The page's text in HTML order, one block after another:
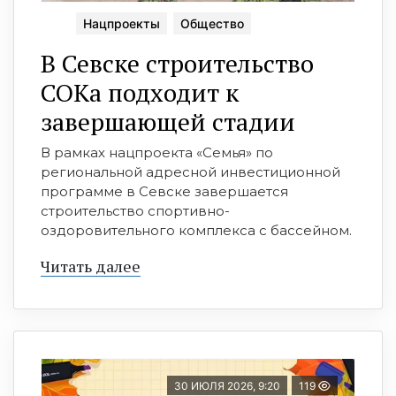
Нацпроекты Общество
В Севске строительство
СОКа подходит к
завершающей стадии
В рамках нацпроекта «Семья» по
региональной адресной инвестиционной
программе в Севске завершается
строительство спортивно-
оздоровительного комплекса с бассейном.
Читать далее
30 ИЮЛЯ 2026, 9:20 119